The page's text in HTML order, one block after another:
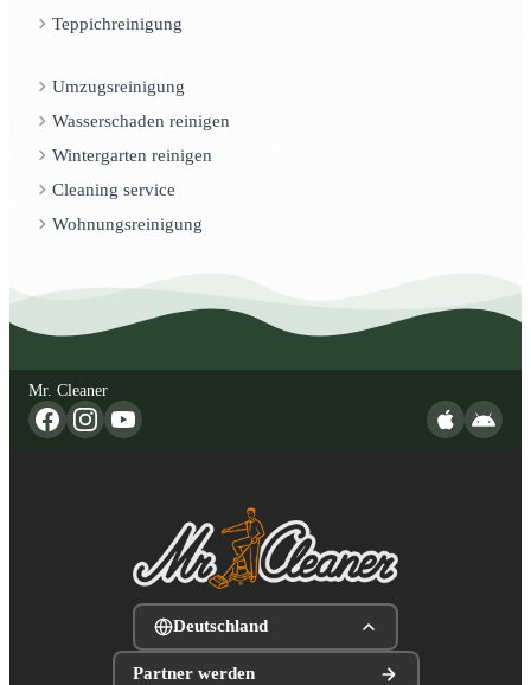
Teppichreinigung
Umzugsreinigung
Wasserschaden reinigen
Wintergarten reinigen
Cleaning service
Wohnungsreinigung
Mr. Cleaner
Deutschland
Partner werden